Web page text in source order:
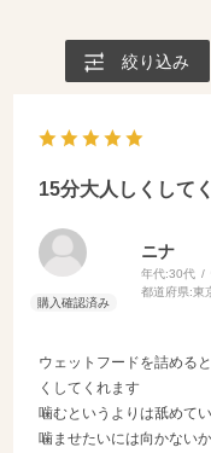
絞り込み
15分大人しくして
ニナ
年代:30代
都道府県:東
ウェットフードを詰める
くしてくれます
噛むというよりは舐めて
噛ませたいには向かない